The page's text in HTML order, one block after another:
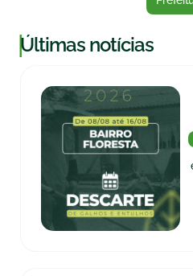
|Últimas notícias